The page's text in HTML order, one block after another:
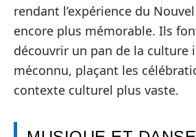
rendant l’expérience du
encore plus mémorable. Ils
découvrir un pan de la culture
méconnu, plaçant les
contexte culturel plus vaste.